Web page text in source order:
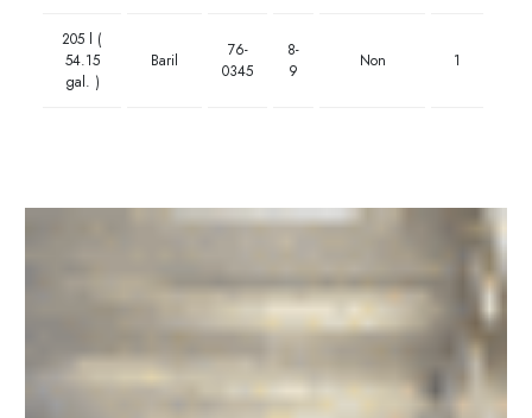
205 l (
54.15
gal. )
Baril
76-
0345
8-
9
Non 1